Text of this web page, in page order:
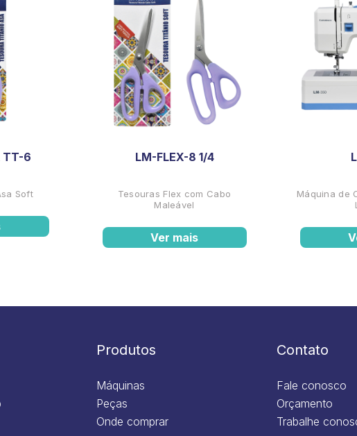
TT-6
Soft
LM-FLEX-8 1/4
Tesouras Flex com Cabo
Maleável
Ver mais
Máquina de
Produtos
Máquinas
Peças
Onde comprar
Contato
Fale conosco
Orçamento
Trabalhe